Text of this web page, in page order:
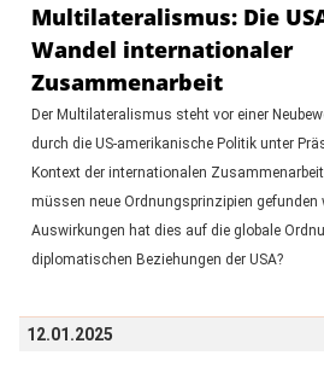
Multilateralismus: Die
Wandel internationaler
Zusammenarbeit
Der Multilateralismus steht vor einer
durch die US-amerikanische Politik unter
Kontext der internationalen
müssen neue Ordnungsprinzipien gefunden
Auswirkungen hat dies auf die globale
diplomatischen Beziehungen der USA?
12.01.2025